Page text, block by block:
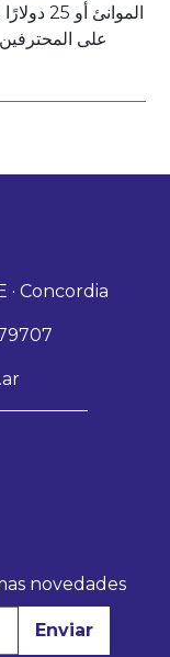
الموانئ
على
· Concordia
novedades
Enviar